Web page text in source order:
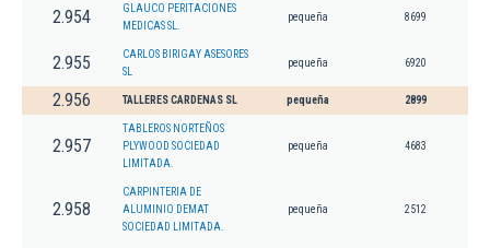
2.954
GLAUCO PERITACIONES
MEDICAS SL.
pequeña 8699
2.955
CARLOS BIRIGAY ASESORES
SL
pequeña 6920
2.956 TALLERES CARDENAS SL pequeña 2899
2.957
TABLEROS NORTEÑOS
PLYWOOD SOCIEDAD
LIMITADA.
pequeña 4683
2.958
CARPINTERIA DE
ALUMINIO DEMAT
SOCIEDAD LIMITADA.
pequeña 2512